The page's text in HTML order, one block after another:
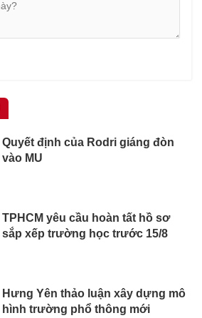
Quyết định của Rodri giáng đòn
vào MU
TPHCM yêu cầu hoàn tất hồ sơ
sắp xếp trường học trước 15/8
Hưng Yên thảo luận xây dựng mô
hình trường phổ thông mới